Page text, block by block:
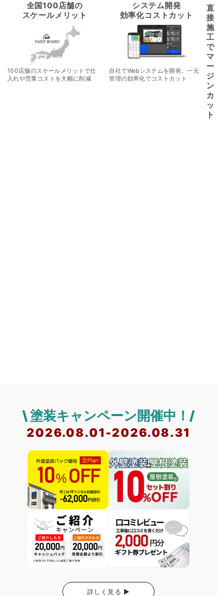
全国100店舗の
スケールメリット
100店舗のスケールメリットで仕
入れや営業コストを大幅に削減
システム開発
効率化コストカット
自社でWebシステムを開発。一元
管理の効率化でコストカット
直
接
施
工
で
マ
ー
ジ
ン
カ
ッ
ト
\ 塗装キャンペーン開催中！/
2026.08.01-2026.08.31
詳しく見る ▶